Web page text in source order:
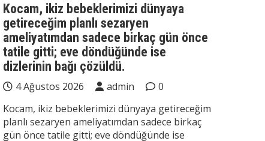
Kocam, ikiz bebeklerimizi dünyaya
getireceğim planlı sezaryen
ameliyatımdan sadece birkaç gün önce
tatile gitti; eve döndüğünde ise
dizlerinin bağı çözüldü.
4 Ağustos 2026 admin
0
Kocam, ikiz bebeklerimizi dünyaya getireceğim
planlı sezaryen ameliyatımdan sadece birkaç
gün önce tatile gitti; eve döndüğünde ise